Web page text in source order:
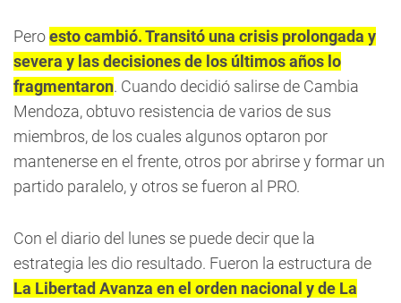
Peroesto cambió. Transitó una crisis prolongada y
severa y las decisiones de los últimos años lo
fragmentaron. Cuando decidió salirse de Cambia
Mendoza, obtuvo resistencia de varios de sus
miembros, de los cuales algunos optaron por
mantenerse en el frente, otros por abrirse y formar un
partido paralelo, y otros se fueron al PRO.
Con el diario del lunes se puede decir que la
estrategia les dio resultado. Fueron la estructura de
La Libertad Avanza en el orden nacional y de La